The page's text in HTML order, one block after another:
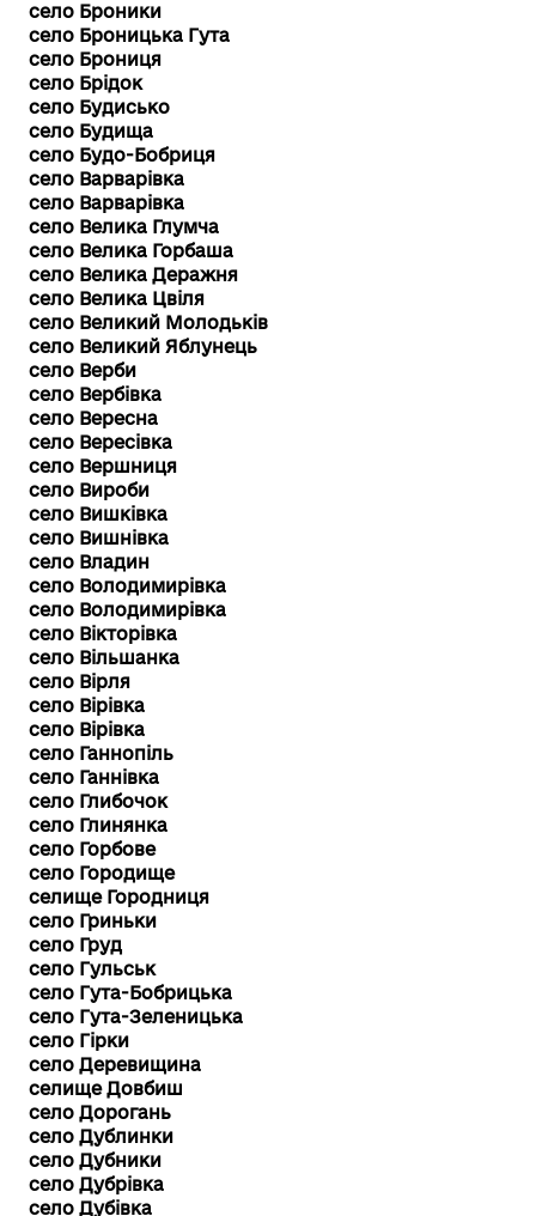
село Броники
село Броницька Гута
село Брониця
село Брідок
село Будисько
село Будища
село Будо-Бобриця
село Варварівка
село Варварівка
село Велика Глумча
село Велика Горбаша
село Велика Деражня
село Велика Цвіля
село Великий Молодьків
село Великий Яблунець
село Верби
село Вербівка
село Вересна
село Вересівка
село Вершниця
село Вироби
село Вишківка
село Вишнівка
село Владин
село Володимирівка
село Володимирівка
село Вікторівка
село Вільшанка
село Вірля
село Вірівка
село Вірівка
село Ганнопіль
село Ганнівка
село Глибочок
село Глинянка
село Горбове
село Городище
селище Городниця
село Гриньки
село Груд
село Гульськ
село Гута-Бобрицька
село Гута-Зеленицька
село Гірки
село Деревищина
селище Довбиш
село Дорогань
село Дублинки
село Дубники
село Дубрівка
село Дубівка